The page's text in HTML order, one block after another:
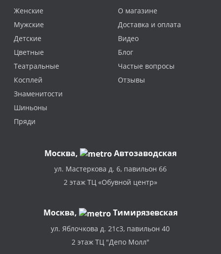
Женские
Мужские
Детские
Цветные
Театральные
Косплей
Знаменитости
Шиньоны
Пряди
О магазине
Доставка и оплата
Видео
Блог
Частые вопросы
Отзывы
Москва, Автозаводская
ул. Мастеркова д. 6, павильон 66
2 этаж ТЦ «Обувной центр»
Москва, Тимирязевская
ул. Яблочкова д. 21с3, павильон 40
2 этаж ТЦ "Депо Молл"